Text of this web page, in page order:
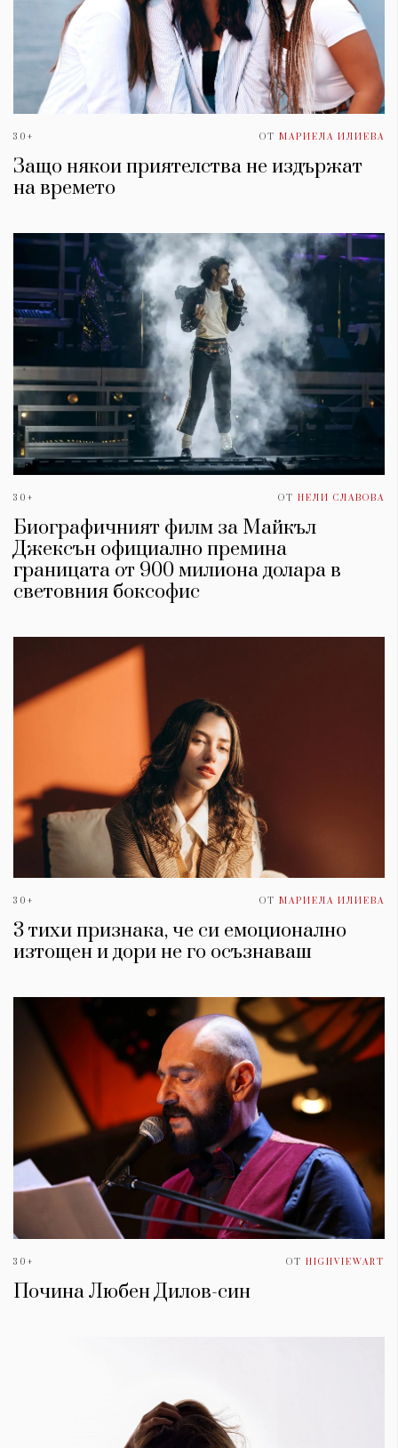
30+ ОТ МАРИЕЛА ИЛИЕВА
Защо някои приятелства не издържат
на времето
30+ ОТ НЕЛИ СЛАВОВА
Биографичният филм за Майкъл
Джексън официално премина
границата от 900 милиона долара в
световния боксофис
30+ ОТ МАРИЕЛА ИЛИЕВА
3 тихи признака, че си емоционално
изтощен и дори не го осъзнаваш
30+ ОТ HIGHVIEWART
Почина Любен Дилов-син